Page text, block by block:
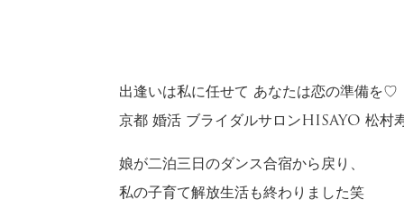
出逢いは私に任せて あなたは恋の準備を♡
京都 婚活 ブライダルサロンHISAYO 松村
娘が二泊三日のダンス合宿から戻り、
私の子育て解放生活も終わりました笑